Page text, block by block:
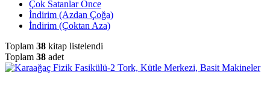
Çok Satanlar Önce
İndirim (Azdan Çoğa)
İndirim (Çoktan Aza)
Toplam 38 kitap listelendi
Toplam 38 adet